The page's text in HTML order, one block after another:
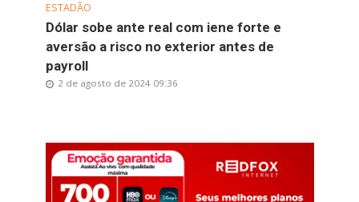
ESTADÃO
Dólar sobe ante real com iene forte e
aversão a risco no exterior antes de
payroll
2 de agosto de 2024 09:36